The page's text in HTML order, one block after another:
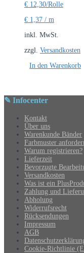
€ 12,30/Rolle
€ 1,37 / m
inkl. MwSt.
zzgl. Versandkosten
In den Warenkorb
✎ Infocenter
Kontakt
Über uns
Warenkunde Bänder
Farbmuster
Warum registrieren?
Lieferzeit
Bevorzugte
Versandkosten
Was ist ein
Zahlung und
Abholung
Widerrufsrecht
Rücksendungen
Impressum
AGB
Cookie-Richtlinie